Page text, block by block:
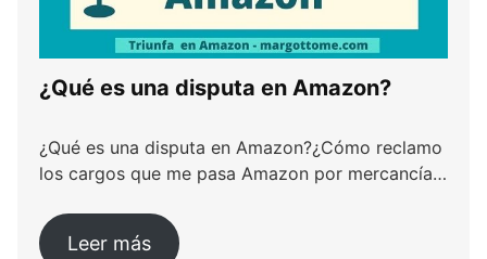
¿Qué es una disputa en Amazon?
¿Qué es una disputa en Amazon?¿Cómo reclamo
los cargos que me pasa Amazon por mercancía…
Leer más